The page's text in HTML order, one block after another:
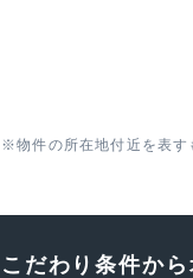
※物件の所在地付近を表す
こだわり条件か